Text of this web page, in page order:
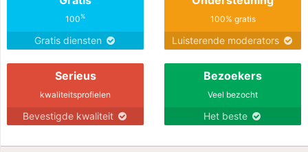
100%
Gratis diensten
100% gratis
Luisterende moderators
Serieus
kwaliteitsprofielen
Bevestigde kwaliteit
Bezoekers
Veel bezocht
Het beste